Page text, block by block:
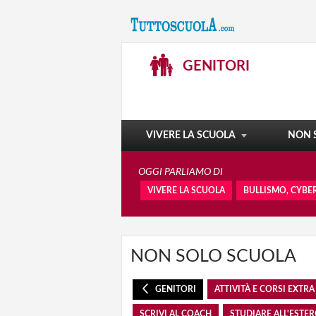
GENITORI
VIVERE LA SCUOLA NON
STUDIARE ALL'ESTERO
OGGI PARLIAMO DI
VIVERE LA SCUOLA BULLISMO,
NON SOLO SCUOLA
GENITORI ATTIVITÀ E CORSI
SCRIVI AL COACH STUDIARE